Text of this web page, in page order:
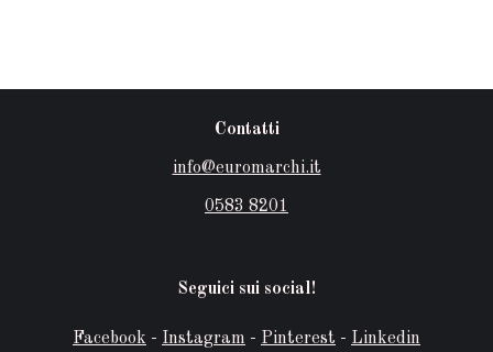
Contatti
info@euromarchi.it
0583 8201
Seguici sui social!
Facebook - Instagram - Pinterest - Linkedin